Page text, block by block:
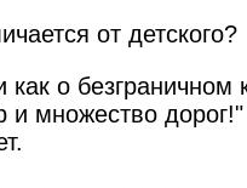
от детского?
о безграничном
множество